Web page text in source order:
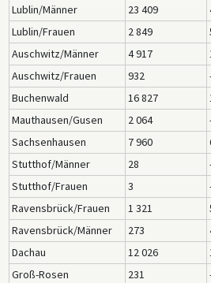
Lublin/Männer
23 409
Lublin/Frauen
2 849
Auschwitz/Männer
4 917
Auschwitz/Frauen
932
Buchenwald
16 827
Mauthausen/Gusen
2 064
Sachsenhausen
7 960
Stutthof/Männer
28
Stutthof/Frauen
3
Ravensbrück/Frauen
1 321
Ravensbrück/Männer
273
Dachau
12 026
Groß-Rosen
231